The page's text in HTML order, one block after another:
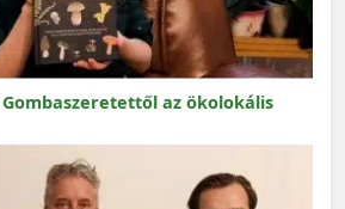
az ökolokális